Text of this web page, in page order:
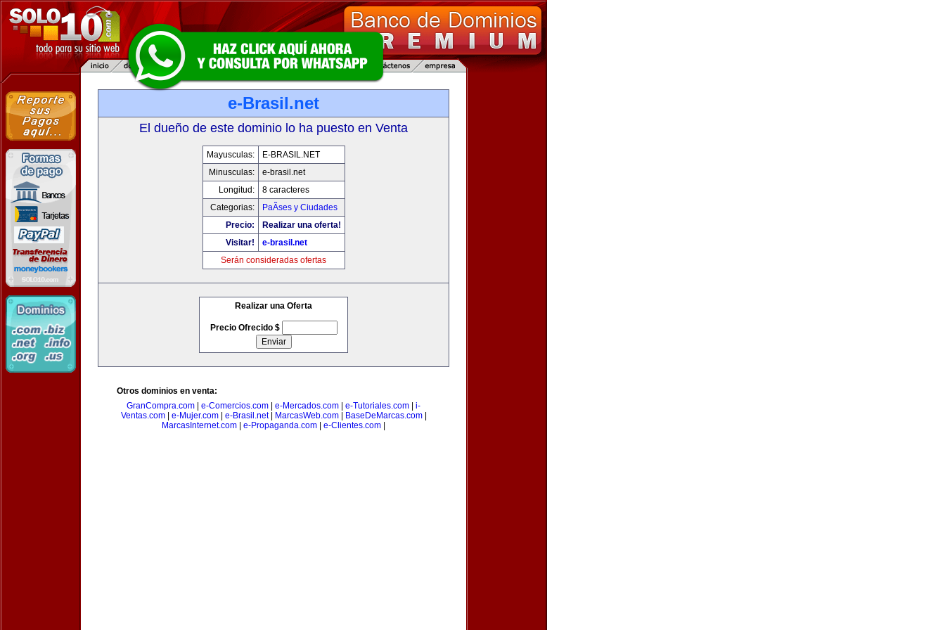
e-Brasil.net
El dueño de este dominio lo ha puesto en Venta
Mayusculas:
E-BRASIL.NET
Minusculas:
e-brasil.net
Longitud:
8 caracteres
Categorias:
PaÃ­ses y Ciudades
Precio:
Realizar una oferta!
Visitar!
e-brasil.net
Serán consideradas ofertas
Realizar una Oferta
Precio Ofrecido $
Otros dominios en venta:
GranCompra.com
e-Comercios.com e-Mercados.com e-Tutoriales.com
i-
Ventas.com| e-Mujer.com| e-Brasil.net| MarcasWeb.com| BaseDeMarcas.com|
MarcasInternet.com
e-Propaganda.com e-Clientes.com